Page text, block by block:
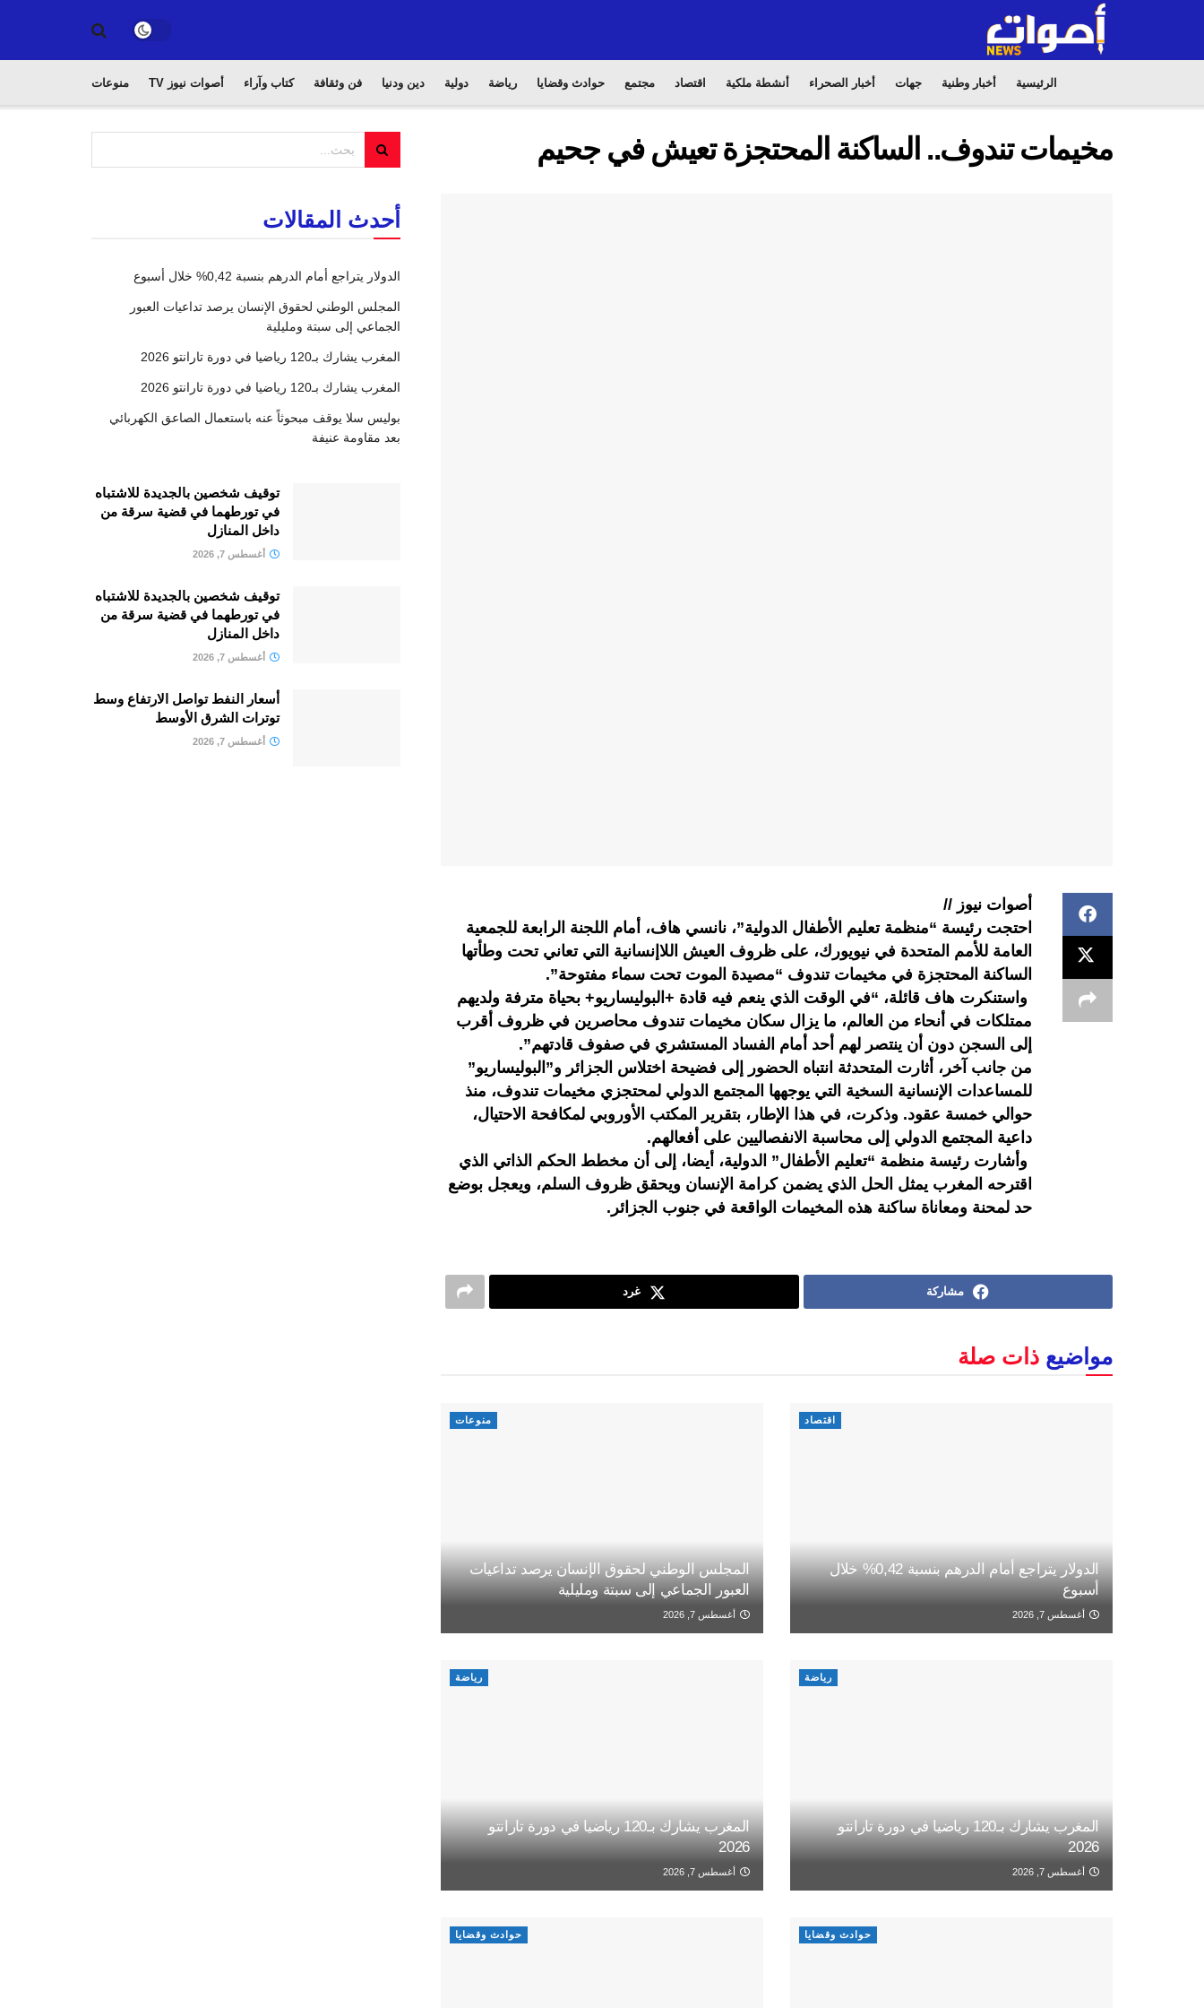
الرئيسية أخبار وطنية جهات أخبار الصحراء أنشطة ملكية اقتصاد مجتمع حوادث وقضايا رياضة دولية دين ودنيا فن وثقافة كتاب وآراء أصوات نيوز TV منوعات
مخيمات تندوف.. الساكنة المحتجزة تعيش في جحيم
أصوات نيوز //
احتجت رئيسة “منظمة تعليم الأطفال الدولية”، نانسي هاف، أمام اللجنة الرابعة للجمعية
العامة للأمم المتحدة في نيويورك، على ظروف العيش اللاإنسانية التي تعاني تحت وطأتها
الساكنة المحتجزة في مخيمات تندوف “مصيدة الموت تحت سماء مفتوحة”.
واستنكرت هاف قائلة، “في الوقت الذي ينعم فيه قادة +البوليساريو+ بحياة مترفة ولديهم
ممتلكات في أنحاء من العالم، ما يزال سكان مخيمات تندوف محاصرين في ظروف أقرب
إلى السجن دون أن ينتصر لهم أحد أمام الفساد المستشري في صفوف قادتهم”.
من جانب آخر، أثارت المتحدثة انتباه الحضور إلى فضيحة اختلاس الجزائر و”البوليساريو”
للمساعدات الإنسانية السخية التي يوجهها المجتمع الدولي لمحتجزي مخيمات تندوف، منذ
حوالي خمسة عقود. وذكرت، في هذا الإطار، بتقرير المكتب الأوروبي لمكافحة الاحتيال،
داعية المجتمع الدولي إلى محاسبة الانفصاليين على أفعالهم.
وأشارت رئيسة منظمة “تعليم الأطفال” الدولية، أيضا، إلى أن مخطط الحكم الذاتي الذي
اقترحه المغرب يمثل الحل الذي يضمن كرامة الإنسان ويحقق ظروف السلم، ويعجل بوضع
حد لمحنة ومعاناة ساكنة هذه المخيمات الواقعة في جنوب الجزائر.
مشاركة غرد
مواضيع ذات صلة
اقتصاد
الدولار يتراجع أمام الدرهم بنسبة 0,42% خلال
أسبوع
أغسطس 7, 2026
منوعات
المجلس الوطني لحقوق الإنسان يرصد تداعيات
العبور الجماعي إلى سبتة ومليلية
أغسطس 7, 2026
رياضة
المغرب يشارك بـ120 رياضيا في دورة تارانتو
2026
أغسطس 7, 2026
رياضة
المغرب يشارك بـ120 رياضيا في دورة تارانتو
2026
أغسطس 7, 2026
حوادث وقضايا حوادث وقضايا
أحدث المقالات
الدولار يتراجع أمام الدرهم بنسبة 0,42% خلال أسبوع
المجلس الوطني لحقوق الإنسان يرصد تداعيات العبور
الجماعي إلى سبتة ومليلية
المغرب يشارك بـ120 رياضيا في دورة تارانتو 2026
المغرب يشارك بـ120 رياضيا في دورة تارانتو 2026
بوليس سلا يوقف مبحوثاً عنه باستعمال الصاعق الكهربائي
بعد مقاومة عنيفة
توقيف شخصين بالجديدة للاشتباه
في تورطهما في قضية سرقة من
داخل المنازل
أغسطس 7, 2026
توقيف شخصين بالجديدة للاشتباه
في تورطهما في قضية سرقة من
داخل المنازل
أغسطس 7, 2026
أسعار النفط تواصل الارتفاع وسط
توترات الشرق الأوسط
أغسطس 7, 2026